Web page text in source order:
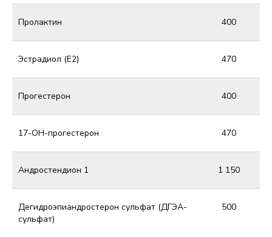
Пролактин 400
Эстрадиол (Е2) 470
Прогестерон 400
17-ОН-прогестерон 470
Андростендион 1 1 150
Дегидроэпиандростерон сульфат (ДГЭА-
сульфат)
500